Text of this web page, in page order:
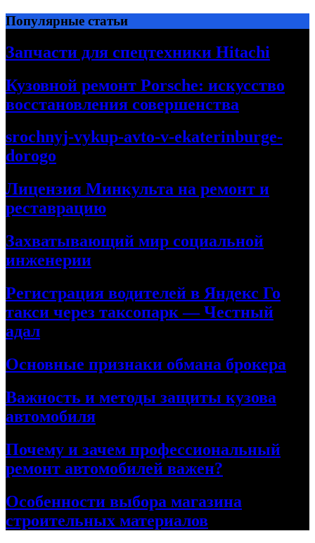
Перейти
к
содержимому
Популярные статьи
Запчасти для спецтехники Hitachi
Кузовной ремонт Porsche: искусство
восстановления совершенства
srochnyj-vykup-avto-v-ekaterinburge-
dorogo
Лицензия Минкульта на ремонт и
реставрацию
Захватывающий мир социальной
инженерии
Регистрация водителей в Яндекс Го
такси через таксопарк — Честный
адал
Основные признаки обмана брокера
Важность и методы защиты кузова
автомобиля
Почему и зачем профессиональный
ремонт автомобилей важен?
Особенности выбора магазина
строительных материалов